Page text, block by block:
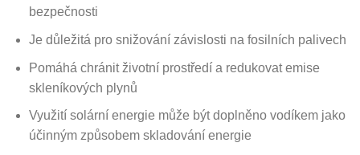
bezpečnosti
Je důležitá pro snižování závislosti na fosilních palivech
Pomáhá chránit životní prostředí a redukovat emise
skleníkových plynů
Využití solární energie může být doplněno vodíkem jako
účinným způsobem skladování energie